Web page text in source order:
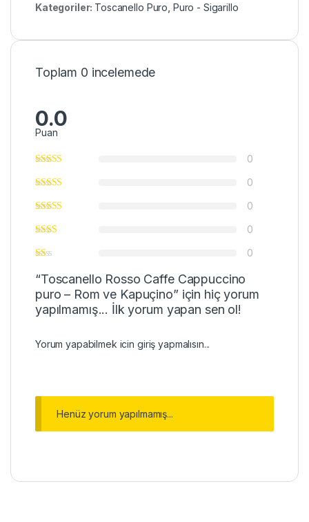
Kategoriler: Toscanello Puro Puro - Sigarillo
Toplam 0 incelemede
0.0
Puan
0
0
0
0
0
“Toscanello Rosso Caffe Cappuccino
puro – Rom ve Kapuçino” için hiç yorum
yapılmamış... İlk yorum yapan sen ol!
Yorum yapabilmek icin giriş yapmalısın...
Henüz yorum yapılmamış...